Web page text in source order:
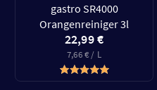
gastro SR4000
Orangenreiniger 3l
22,99 €
7,66 € / L